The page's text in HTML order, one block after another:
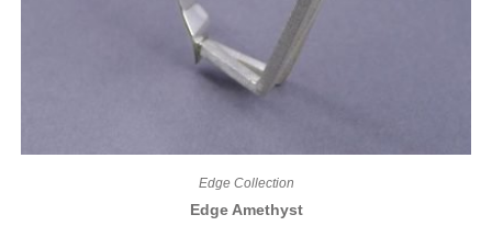
Edge Collection
Edge Amethyst